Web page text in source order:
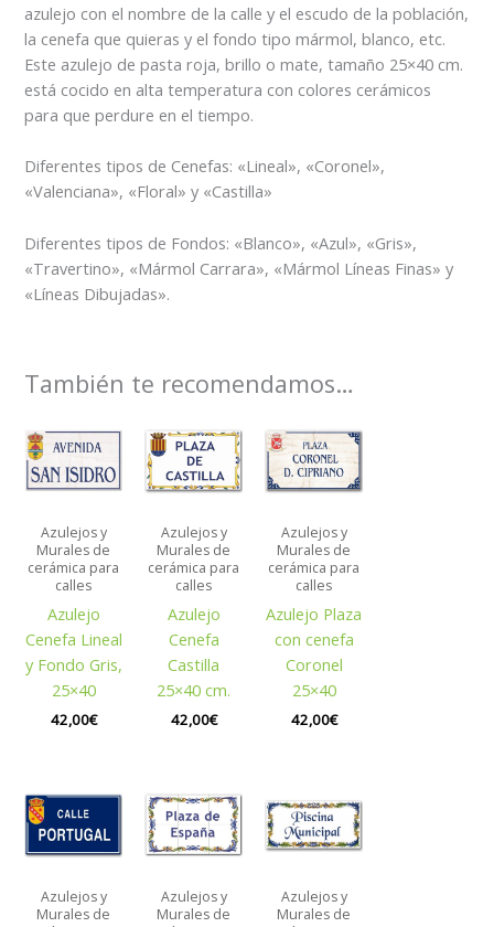
azulejo con el nombre de la calle y el escudo de la población,
la cenefa que quieras y el fondo tipo mármol, blanco, etc.
Este azulejo de pasta roja, brillo o mate, tamaño 25×40 cm.
está cocido en alta temperatura con colores cerámicos
para que perdure en el tiempo.
Diferentes tipos de Cenefas: «Lineal», «Coronel»,
«Valenciana», «Floral» y «Castilla»
Diferentes tipos de Fondos: «Blanco», «Azul», «Gris»,
«Travertino», «Mármol Carrara», «Mármol Líneas Finas» y
«Líneas Dibujadas».
También te recomendamos…
Azulejos y
Murales de
cerámica para
calles
Azulejo
Cenefa Lineal
y Fondo Gris,
25×40
42,00€
Azulejos y
Murales de
cerámica para
calles
Azulejo
Cenefa
Castilla
25×40 cm.
42,00€
Azulejos y
Murales de
cerámica para
calles
Azulejo Plaza
con cenefa
Coronel
25×40
42,00€
Azulejos y
Murales de
Azulejos y
Murales de
Azulejos y
Murales de